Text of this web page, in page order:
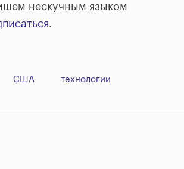
нескучным языком
.
США технологии